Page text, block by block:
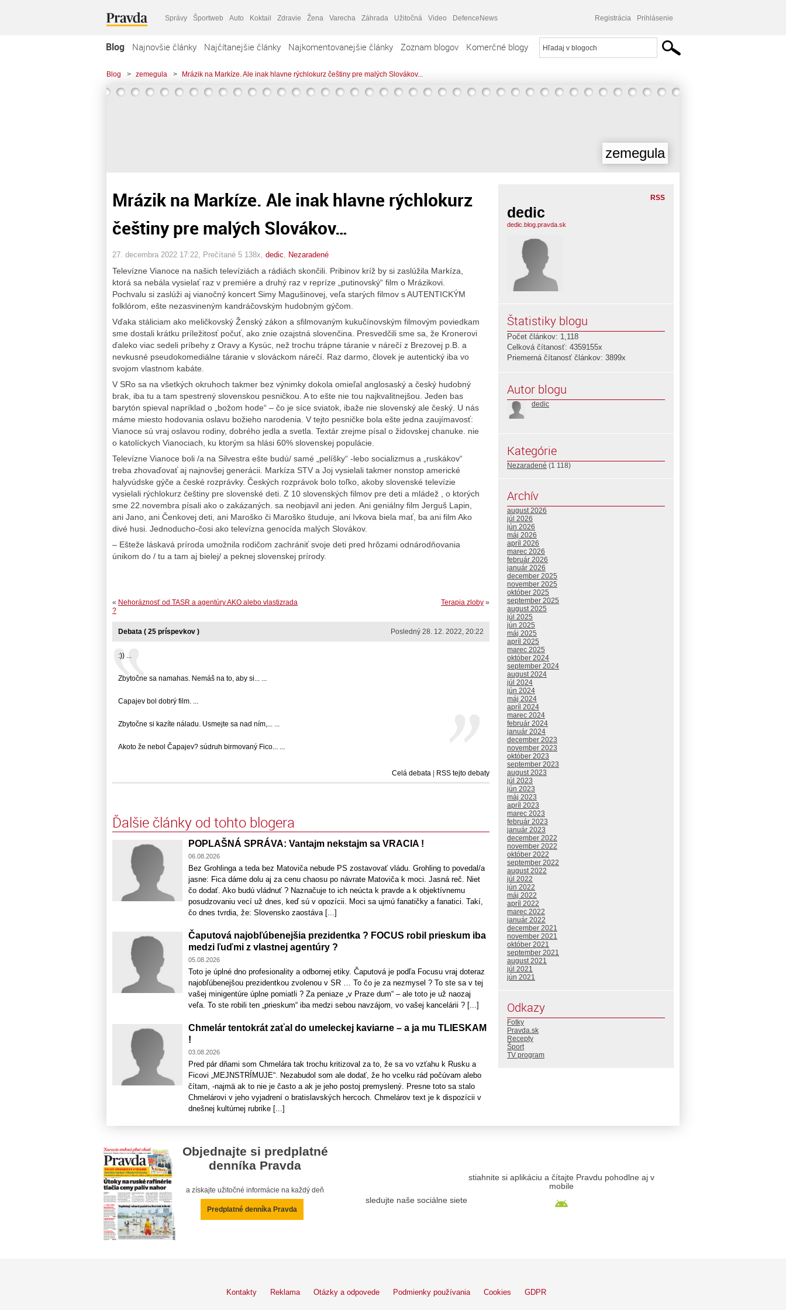
Správy Športweb Auto Koktail Zdravie Žena Varecha Záhrada Užitočná Video DefenceNews Registrácia Prihlásenie
Blog Najnovšie články Najčítanejšie články Najkomentovanejšie články Zoznam blogov Komerčné blogy
Blog > zemegula > Mrázik na Markíze. Ale inak hlavne rýchlokurz češtiny pre malých Slovákov...
zemegula
Mrázik na Markíze. Ale inak hlavne rýchlokurz
češtiny pre malých Slovákov…
27. decembra 2022 17:22 , Prečítané 5 138x, dedic Nezaradené
Televízne Vianoce na našich televíziách a rádiách skončili. Pribinov kríž by si zaslúžila Markíza,
ktorá sa nebála vysielať raz v premiére a druhý raz v repríze „putinovský“ film o Mrázikovi.
Pochvalu si zaslúži aj vianočný koncert Simy Magušinovej, veľa starých filmov s AUTENTICKÝM
folklórom, ešte nezasvineným kandráčovským hudobným gýčom.
Vďaka stáliciam ako meličkovský Ženský zákon a sfilmovaným kukučínovským filmovým poviedkam
sme dostali krátku príležitosť počuť, ako znie ozajstná slovenčina. Presvedčili sme sa, že Kronerovi
ďaleko viac sedeli príbehy z Oravy a Kysúc, než trochu trápne táranie v nárečí z Brezovej p.B. a
nevkusné pseudokomediálne táranie v slováckom nárečí. Raz darmo, človek je autentický iba vo
svojom vlastnom kabáte.
V SRo sa na všetkých okruhoch takmer bez výnimky dokola omieľal anglosaský a český hudobný
brak, iba tu a tam spestrený slovenskou pesničkou. A to ešte nie tou najkvalitnejšou. Jeden bas
barytón spieval napríklad o „božom hode“ – čo je síce sviatok, ibaže nie slovenský ale český. U nás
máme miesto hodovania oslavu božieho narodenia. V tejto pesničke bola ešte jedna zaujímavosť:
Vianoce sú vraj oslavou rodiny, dobrého jedla a svetla. Textár zrejme písal o židovskej chanuke. nie
o katolíckych Vianociach, ku ktorým sa hlási 60% slovenskej populácie.
Televízne Vianoce boli /a na Silvestra ešte budú/ samé „pelíšky“ -lebo socializmus a „ruskákov“
treba zhovaďovať aj najnovšej generácii. Markíza STV a Joj vysielali takmer nonstop americké
halyvúdske gýče a české rozprávky. Českých rozprávok bolo toľko, akoby slovenské televízie
vysielali rýchlokurz češtiny pre slovenské deti. Z 10 slovenských filmov pre deti a mládež , o ktorých
sme 22.novembra písali ako o zakázaných. sa neobjavil ani jeden. Ani geniálny film Jerguš Lapin,
ani Jano, ani Čenkovej deti, ani Maroško či Maroško študuje, ani Ivkova biela mať, ba ani film Ako
divé husi. Jednoducho-čosi ako televízna genocída malých Slovákov.
– Ešteže láskavá príroda umožnila rodičom zachrániť svoje deti pred hrôzami odnárodňovania
únikom do / tu a tam aj bielej/ a peknej slovenskej prírody.
Terapia zloby »
« Nehoráznosť od TASR a agentúry AKO alebo vlastizrada
?
Posledný 28. 12. 2022, 20:22
Debata ( 25 príspevkov )
:)) ...
Zbytočne sa namahas. Nemáš na to, aby si... ...
Capajev bol dobrý film. ...
Zbytočne si kazíte náladu. Usmejte sa nad ním,... ...
Akoto že nebol Čapajev? súdruh birmovaný Fico... ...
Celá debata RSS tejto debaty
Ďalšie články od tohto blogera
POPLAŠNÁ SPRÁVA: Vantajm nekstajm sa VRACIA !
06.08.2026
Bez Grohlinga a teda bez Matoviča nebude PS zostavovať vládu. Grohling to povedal/a
jasne: Fica dáme dolu aj za cenu chaosu po návrate Matoviča k moci. Jasná reč. Niet
čo dodať. Ako budú vládnuť ? Naznačuje to ich neúcta k pravde a k objektívnemu
posudzovaniu vecí už dnes, keď sú v opozícii. Moci sa ujmú fanatičky a fanatici. Takí,
čo dnes tvrdia, že: Slovensko zaostáva [...]
Čaputová najobľúbenejšia prezidentka ? FOCUS robil prieskum iba
medzi ľuďmi z vlastnej agentúry ?
05.08.2026
Toto je úplné dno profesionality a odbornej etiky. Čaputová je podľa Focusu vraj doteraz
najobľúbenejšou prezidentkou zvolenou v SR … To čo je za nezmysel ? To ste sa v tej
vašej minigentúre úplne pomiatli ? Za peniaze „v Praze dum“ – ale toto je už naozaj
veľa. To ste robili ten „prieskum“ iba medzi sebou navzájom, vo vašej kancelárii ? [...]
Chmelár tentokrát zaťal do umeleckej kaviarne – a ja mu TLIESKAM
!
03.08.2026
Pred pár dňami som Chmelára tak trochu kritizoval za to, že sa vo vzťahu k Rusku a
Ficovi „MEJNSTRÍMUJE“. Nezabudol som ale dodať, že ho vcelku rád počúvam alebo
čítam, -najmä ak to nie je často a ak je jeho postoj premyslený. Presne toto sa stalo
Chmelárovi v jeho vyjadrení o bratislavských hercoch. Chmelárov text je k dispozícii v
dnešnej kultúrnej rubrike [...]
RSS
dedic
dedic.blog.pravda.sk
Štatistiky blogu
Počet článkov: 1,118
Celková čítanosť: 4359155x
Priemerná čítanosť článkov: 3899x
Autor blogu
dedic
Kategórie
Nezaradené (1 118)
Archív
august 2026
júl 2026
jún 2026
máj 2026
apríl 2026
marec 2026
február 2026
január 2026
december 2025
november 2025
október 2025
september 2025
august 2025
júl 2025
jún 2025
máj 2025
apríl 2025
marec 2025
október 2024
september 2024
august 2024
júl 2024
jún 2024
máj 2024
apríl 2024
marec 2024
február 2024
január 2024
december 2023
november 2023
október 2023
september 2023
august 2023
júl 2023
jún 2023
máj 2023
apríl 2023
marec 2023
február 2023
január 2023
december 2022
november 2022
október 2022
september 2022
august 2022
júl 2022
jún 2022
máj 2022
apríl 2022
marec 2022
január 2022
december 2021
november 2021
október 2021
september 2021
august 2021
júl 2021
jún 2021
Odkazy
Fotky
Pravda.sk
Recepty
Šport
TV program
Objednajte si predplatné
denníka Pravda
a získajte užitočné informácie na každý deň
Predplatné denníka Pravda
sledujte naše sociálne siete
stiahnite si aplikáciu a čítajte Pravdu pohodlne aj v
mobile
Kontakty Reklama Otázky a odpovede Podmienky používania Cookies GDPR